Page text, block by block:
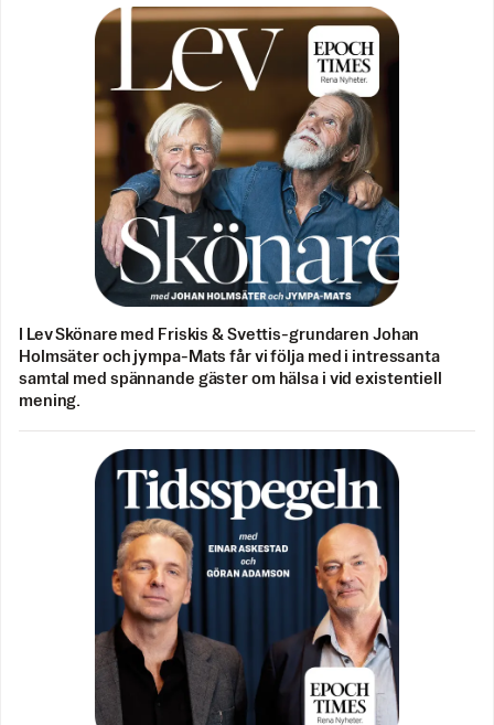
I Lev Skönare med Friskis & Svettis-grundaren Johan
Holmsäter och jympa-Mats får vi följa med i intressanta
samtal med spännande gäster om hälsa i vid existentiell
mening.